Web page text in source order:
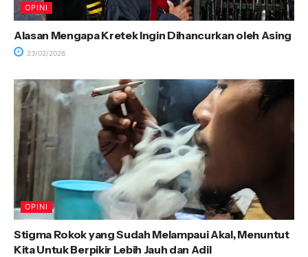
OPINI
Alasan Mengapa Kretek Ingin Dihancurkan oleh Asing
23/02/2026
OPINI
Stigma Rokok yang Sudah Melampaui Akal, Menuntut
Kita Untuk Berpikir Lebih Jauh dan Adil